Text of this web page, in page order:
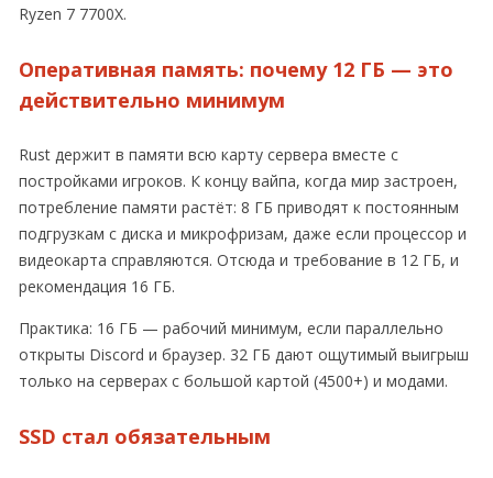
Ryzen 7 7700X.
Оперативная память: почему 12 ГБ — это
действительно минимум
Rust держит в памяти всю карту сервера вместе с
постройками игроков. К концу вайпа, когда мир застроен,
потребление памяти растёт: 8 ГБ приводят к постоянным
подгрузкам с диска и микрофризам, даже если процессор и
видеокарта справляются. Отсюда и требование в 12 ГБ, и
рекомендация 16 ГБ.
Практика: 16 ГБ — рабочий минимум, если параллельно
открыты Discord и браузер. 32 ГБ дают ощутимый выигрыш
только на серверах с большой картой (4500+) и модами.
SSD стал обязательным